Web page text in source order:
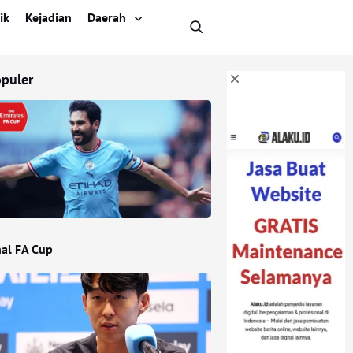
Kejadian Daerah
FA Cup